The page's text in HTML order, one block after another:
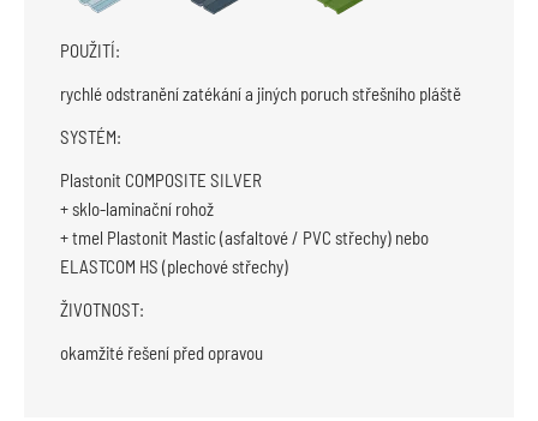
POUŽITÍ:
rychlé odstranění zatékání a jiných poruch střešního pláště
SYSTÉM:
Plastonit COMPOSITE SILVER
+ sklo-laminační rohož
+ tmel Plastonit Mastic (asfaltové / PVC střechy) nebo
ELASTCOM HS (plechové střechy)
ŽIVOTNOST:
okamžité řešení před opravou